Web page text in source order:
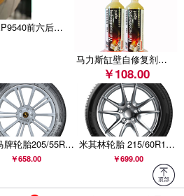
丰田埃尔法 制动改装AP8560 AP9540前六后四刹车套装
马力斯缸壁自修复剂（1支/缸）
￥108.00
德国马牌轮胎205/55R16 91V FR COMC CC6适配斯柯达昊锐明锐
￥658.00
米其林轮胎 215/60R16 99V PRIMACY 4 浩悦 正品包安装
￥699.00